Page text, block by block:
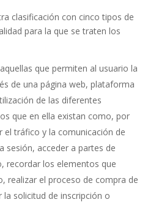
clasificación con cinco tipos de
para la que se traten los
que permiten al usuario la
de una página web, plataforma
de las diferentes
que en ella existan como, por
el tráfico y la comunicación de
sesión, acceder a partes de
recordar los elementos que
realizar el proceso de compra de
la solicitud de inscripción o